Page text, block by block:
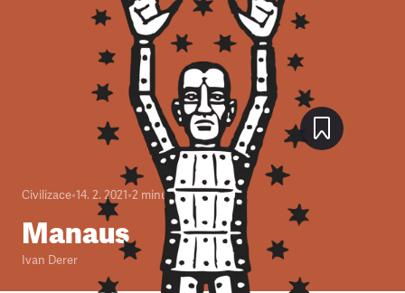
Civilizace•14. 2. 2021•2 minuty
Manaus
Ivan Derer